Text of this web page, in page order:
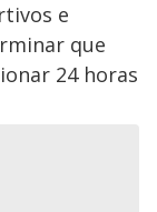
e
que
24 horas